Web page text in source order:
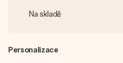
Na skladě
Personalizace